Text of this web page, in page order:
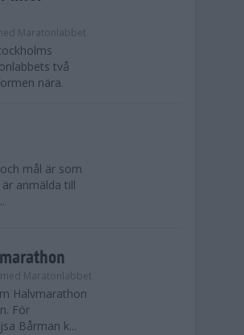
Maratonlabbet
två
nära.
mål är som
anmälda till
Maratonlabbet
Halvmarathon
För
Bårman k...